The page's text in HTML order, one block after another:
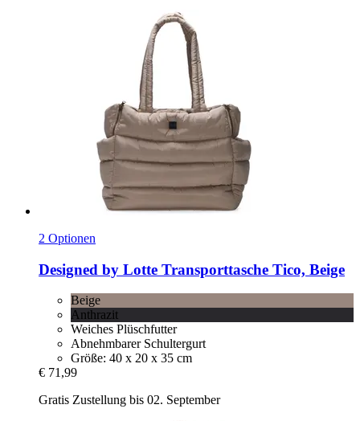
2 Optionen
Designed by Lotte Transporttasche Tico, Beige
Beige
Anthrazit
Weiches Plüschfutter
Abnehmbarer Schultergurt
Größe: 40 x 20 x 35 cm
€ 71,99
Gratis Zustellung bis 02. September